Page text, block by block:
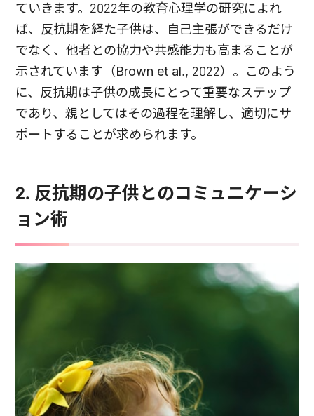
ていきます。2022年の教育心理学の研究によれ
ば、反抗期を経た子供は、自己主張ができるだけ
でなく、他者との協力や共感能力も高まることが
示されています（Brown et al., 2022）。このよう
に、反抗期は子供の成長にとって重要なステップ
であり、親としてはその過程を理解し、適切にサ
ポートすることが求められます。
2. 反抗期の子供とのコミュニケーシ
ョン術